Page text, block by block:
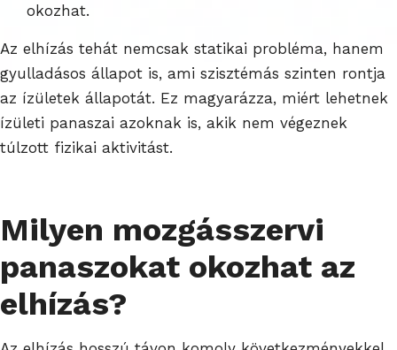
okozhat.
Az elhízás tehát nemcsak statikai probléma, hanem
gyulladásos állapot is, ami szisztémás szinten rontja
az ízületek állapotát. Ez magyarázza, miért lehetnek
ízületi panaszai azoknak is, akik nem végeznek
túlzott fizikai aktivitást.
Milyen mozgásszervi
panaszokat okozhat az
elhízás?